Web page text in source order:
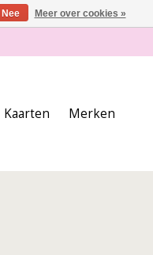
Kaarten Merken
Nee Meer over cookies »